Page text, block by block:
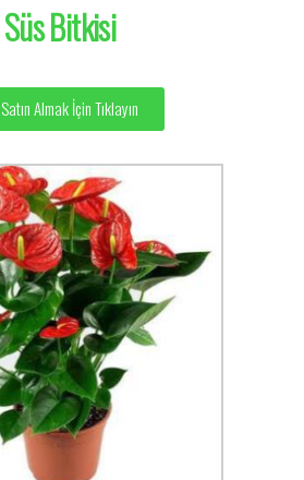
Süs Bitkisi
Satın Almak İçin Tıklayın